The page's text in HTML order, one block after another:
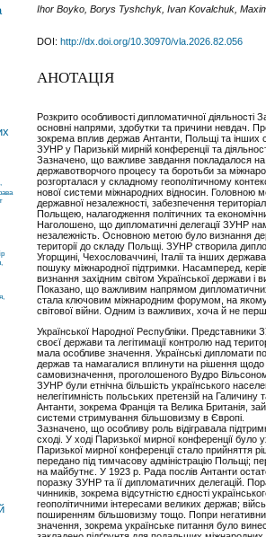
Ihor Boyko, Borys Tyshchyk, Ivan Kovalchuk,
DOI: http://dx.doi.org/10.30970/vla.2026.82.056
АНОТАЦІЯ
Розкрито особливості дипломатичної діяльності
основні напрями, здобутки та причини невдач.
зокрема вплив держав Антанти, Польщі та інших
ЗУНР у Паризькій мирній конференції та
Зазначено, що важливе завдання покладалося
державотворчого процесу та боротьби за
розгорталася у складному геополітичному
нової системи міжнародних відносин. Головною
державної незалежності, забезпечення
Польщею, налагодження політичних та
Наголошено, що дипломатичні делегації ЗУНР
незалежність. Основною метою було визнання
території до складу Польщі. ЗУНР створила
Угорщині, Чехословаччині, Італії та інших
пошуку міжнародної підтримки. Насамперед,
визнання західним світом Української держави і
Показано, що важливим напрямом
стала ключовим міжнародним форумом, на
світової війни. Одним із важливих, хоча й не
Української Народної Республіки.
своєї держави та легітимації контролю над
мала особливе значення. Українські дипломати
держав та намагалися вплинути на рішення щодо
самовизначення, проголошеного Вудро
ЗУНР були етнічна більшість українського
нелегітимність польських претензій на Галичину
Антанти, зокрема Франція та Велика Британія,
системи стримування більшовизму в Європі.
Зазначено, що особливу роль відігравала
сході. У ході Паризької мирної конференції
Паризької мирної конференції стало прийняття
передано під тимчасову адміністрацію Польщі;
на майбутнє. У 1923 р. Рада послів Антанти
поразку ЗУНР та її дипломатичних делегацій.
чинників, зокрема відсутністю єдності
геополітичними інтересами великих держав;
поширенням більшовизму тощо. Попри
значення, зокрема українське питання було